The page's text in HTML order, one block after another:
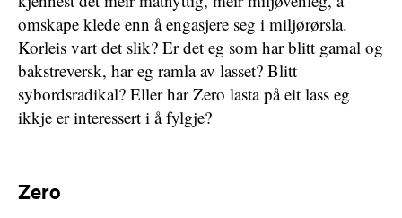
omskape klede enn å engasjere seg i miljørørsla.
Korleis vart det slik? Er det eg som har blitt gamal og
bakstreversk, har eg ramla av lasset? Blitt
sybordsradikal? Eller har Zero lasta på eit lass eg
ikkje er interessert i å fylgje?
Zero